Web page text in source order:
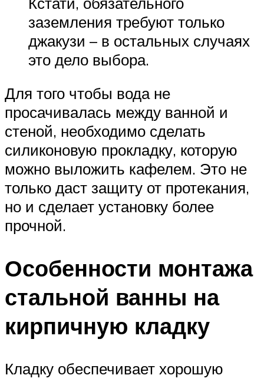
заземления требуют только
джакузи – в остальных случаях
это дело выбора.
Для того чтобы вода не
просачивалась между ванной и
стеной, необходимо сделать
силиконовую прокладку, которую
можно выложить кафелем. Это не
только даст защиту от протекания,
но и сделает установку более
прочной.
Особенности монтажа
стальной ванны на
кирпичную кладку
Кладку обеспечивает хорошую